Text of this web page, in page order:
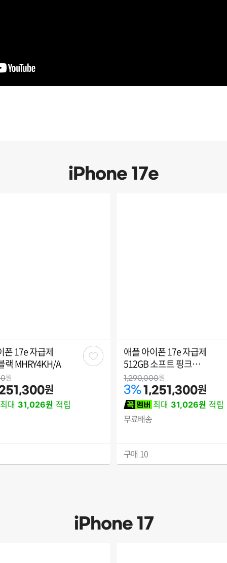
iPhone 17e
폰 17e 자급제
랙 MHRY4KH/A
원
원
최대 31,026원 적립
관
애플 아이폰 17e 자급제
512GB 소프트 핑크
MHU34KH/A
1,290,000원
3%1,251,300원
최대 31,026원 적립
무료배송
구매 10
iPhone 17